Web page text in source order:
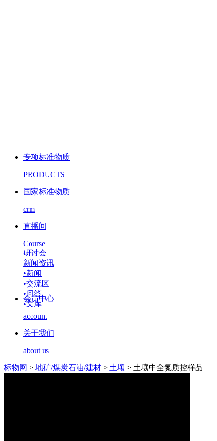
专项标准物质
PRODUCTS
国家标准物质
crm
直播间
Course
研讨会
新闻资讯
•新闻
•交流区
•问答
•文库
会员中心
account
关于我们
about us
标物网 > 地矿/煤炭石油/建材 > 土壤 > 土壤中全氮质控样品